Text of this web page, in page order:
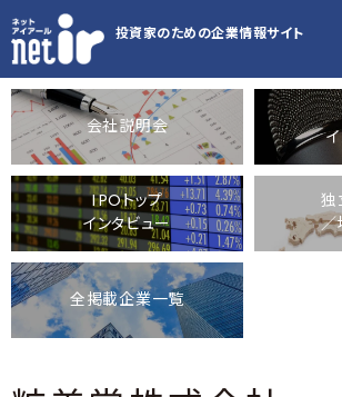
投資家のための企業情報サイト
会社説明会
IPOトップ
インタビュー
独
／
全掲載企業一覧